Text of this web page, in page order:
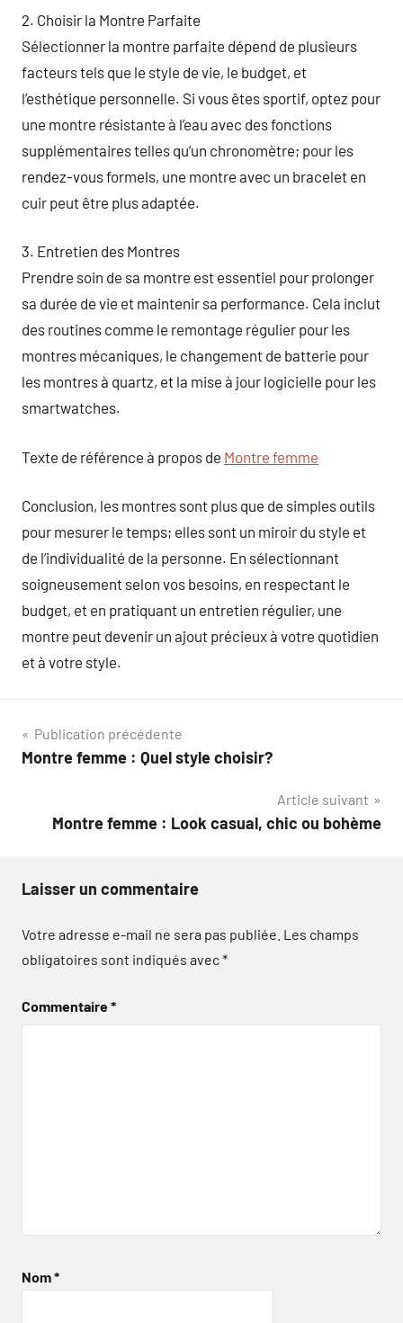
2. Choisir la Montre Parfaite
Sélectionner la montre parfaite dépend de plusieurs
facteurs tels que le style de vie, le budget, et
l’esthétique personnelle. Si vous êtes sportif, optez pour
une montre résistante à l’eau avec des fonctions
supplémentaires telles qu’un chronomètre; pour les
rendez-vous formels, une montre avec un bracelet en
cuir peut être plus adaptée.
3. Entretien des Montres
Prendre soin de sa montre est essentiel pour prolonger
sa durée de vie et maintenir sa performance. Cela inclut
des routines comme le remontage régulier pour les
montres mécaniques, le changement de batterie pour
les montres à quartz, et la mise à jour logicielle pour les
smartwatches.
Texte de référence à propos de Montre femme
Conclusion, les montres sont plus que de simples outils
pour mesurer le temps; elles sont un miroir du style et
de l’individualité de la personne. En sélectionnant
soigneusement selon vos besoins, en respectant le
budget, et en pratiquant un entretien régulier, une
montre peut devenir un ajout précieux à votre quotidien
et à votre style.
Navigation
de
Publication précédente
Montre femme : Quel style choisir?
Article suivant
Montre femme : Look casual, chic ou bohème
Laisser un commentaire
Votre adresse e-mail ne sera pas publiée. Les champs
obligatoires sont indiqués avec*
Commentaire*
Nom*